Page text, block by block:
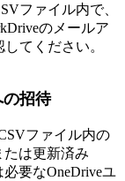
ファイル内で、
のメールア
てください。
招待
ファイル内の
たは更新済み
要なOneDriveユ